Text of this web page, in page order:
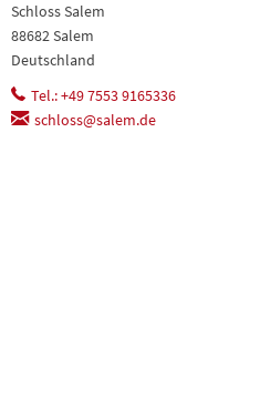
Schloss Salem
88682 Salem
Deutschland
Tel.: +49 7553 9165336
schloss@salem.de